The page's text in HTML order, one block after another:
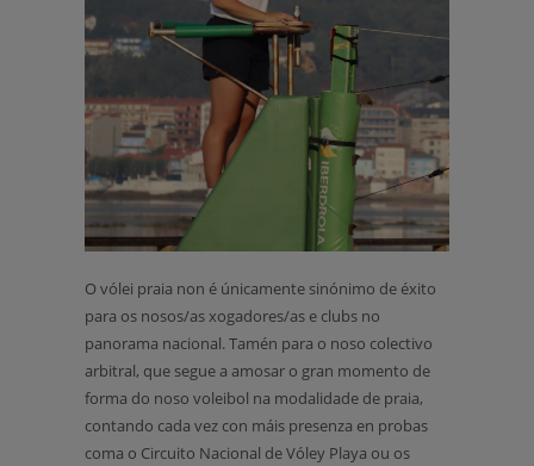
O vólei praia non é únicamente sinónimo de éxito
para os nosos/as xogadores/as e clubs no
panorama nacional. Tamén para o noso colectivo
arbitral, que segue a amosar o gran momento de
forma do noso voleibol na modalidade de praia,
contando cada vez con máis presenza en probas
coma o Circuito Nacional de Vóley Playa ou os